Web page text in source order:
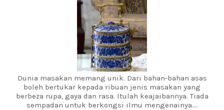
Dunia masakan memang unik. Dari bahan-bahan asas
boleh bertukar kepada ribuan jenis masakan yang
berbeza rupa, gaya dan rasa. Itulah keajaibannya. Tiada
sempadan untuk berkongsi ilmu mengenainya....